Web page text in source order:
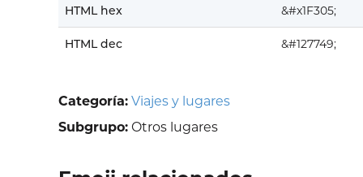
HTML hex &#x1F305;
HTML dec &#127749;
Categoría: Viajes y lugares
Subgrupo: Otros lugares